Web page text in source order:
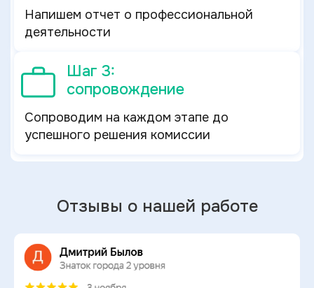
Напишем отчет о профессиональной
деятельности
Шаг 3:
сопровождение
Сопроводим на каждом этапе до
успешного решения комиссии
Отзывы о нашей работе